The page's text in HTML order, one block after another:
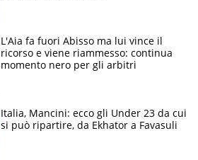
L'Aia fa fuori Abisso ma lui vince il
ricorso e viene riammesso: continua
momento nero per gli arbitri
Italia, Mancini: ecco gli Under 23 da cui
si può ripartire, da Ekhator a Favasuli